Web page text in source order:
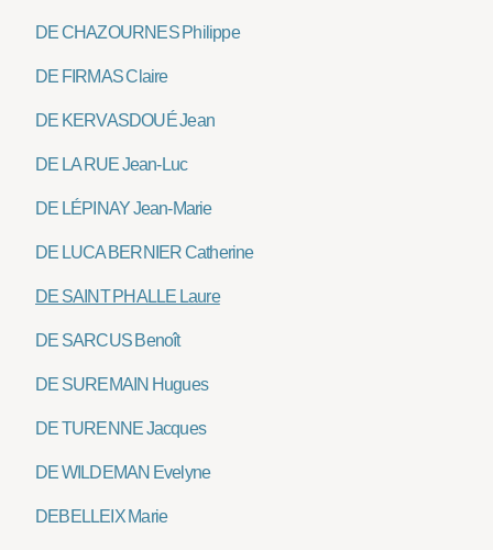
DE CHAZOURNES Philippe
DE FIRMAS Claire
DE KERVASDOUÉ Jean
DE LA RUE Jean-Luc
DE LÉPINAY Jean-Marie
DE LUCA BERNIER Catherine
DE SAINT PHALLE Laure
DE SARCUS Benoît
DE SUREMAIN Hugues
DE TURENNE Jacques
DE WILDEMAN Evelyne
DEBELLEIX Marie